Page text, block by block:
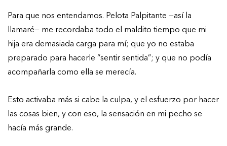
Para que nos entendamos. Pelota Palpitante —así la
llamaré— me recordaba todo el maldito tiempo que mi
hija era demasiada carga para mí; que yo no estaba
preparado para hacerle “sentir sentida”; y que no podía
acompañarla como ella se merecía.
Esto activaba más si cabe la culpa, y el esfuerzo por hacer
las cosas bien, y con eso, la sensación en mi pecho se
hacía más grande.